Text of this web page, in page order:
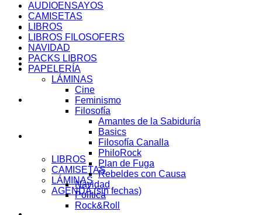
SOBRE MI
AUDIOENSAYOS
CURSOS
LIBROS
CAMISETAS
LÁMINAS
AGENDA (sin fechas)
AUDIOENSAYOS
CAMISETAS
LIBROS
LIBROS FILOSOFERS
NAVIDAD
PACKS LIBROS
PAPELERÍA
LÁMINAS
Cine
Feminismo
Filosofía
Amantes de la Sabiduría
Basics
Filosofía Canalla
PhiloRock
Plan de Fuga
Rebeldes con Causa
Navidad
Política
Rock&Roll